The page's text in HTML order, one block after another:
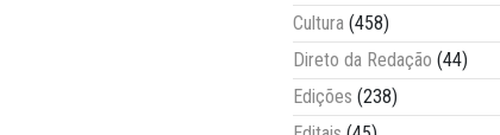
Cultura (458)
Direto da Redação (44)
Edições (238)